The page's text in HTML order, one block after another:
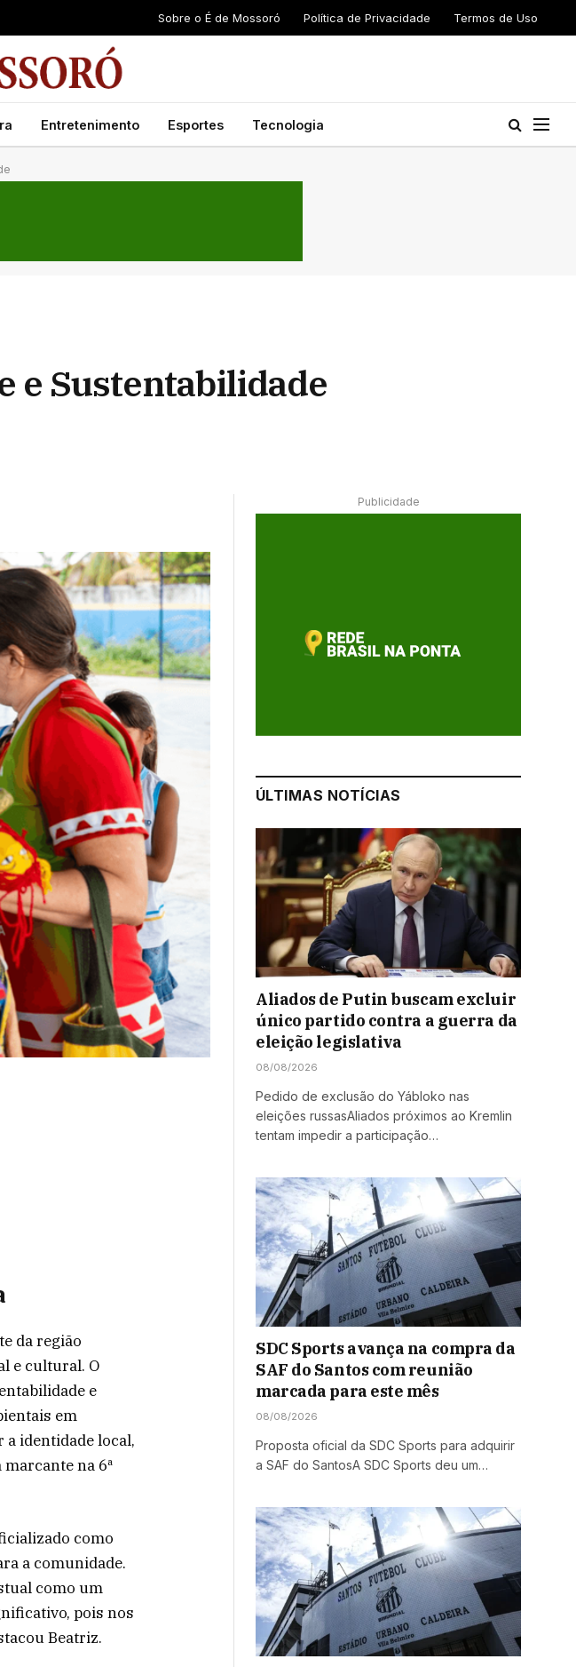
Sobre o É de Mossoró Política de Privacidade Termos de Uso
Entretenimento Esportes Tecnologia
e Sustentabilidade
da região
e cultural. O
e
em
a identidade local,
na 6ª
como
a comunidade.
como um
pois nos
Beatriz.
Publicidade
ÚLTIMAS NOTÍCIAS
Aliados de Putin buscam excluir
único partido contra a guerra da
eleição legislativa
08/08/2026
Pedido de exclusão do Yábloko nas
eleições russasAliados próximos ao Kremlin
tentam impedir a participação…
SDC Sports avança na compra da
SAF do Santos com reunião
marcada para este mês
08/08/2026
Proposta oficial da SDC Sports para adquirir
a SAF do SantosA SDC Sports deu um…